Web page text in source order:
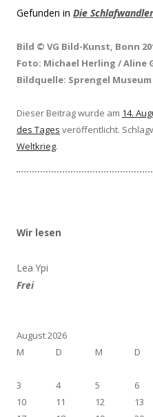
Gefunden in Die Schlafwandler
Bild © VG Bild-Kunst, Bonn
Foto: Michael Herling / Aline
Bildquelle: Sprengel Museum
Dieser Beitrag wurde am 14.
des Tages veröffentlicht.
Weltkrieg.
Wir lesen
Lea Ypi
Frei
August 2026
M
D M D
3
4 5 6
10
11 12 13